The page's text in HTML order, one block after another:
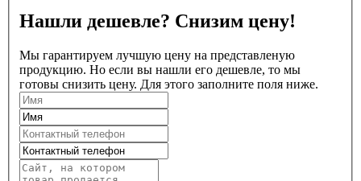
Нашли дешевле? Снизим цену!
Мы гарантируем лучшую цену на представленую
продукцию. Но если вы нашли его дешевле, то мы
готовы снизить цену. Для этого заполните поля ниже.